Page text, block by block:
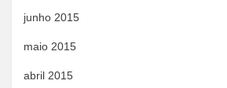
junho 2015
maio 2015
abril 2015